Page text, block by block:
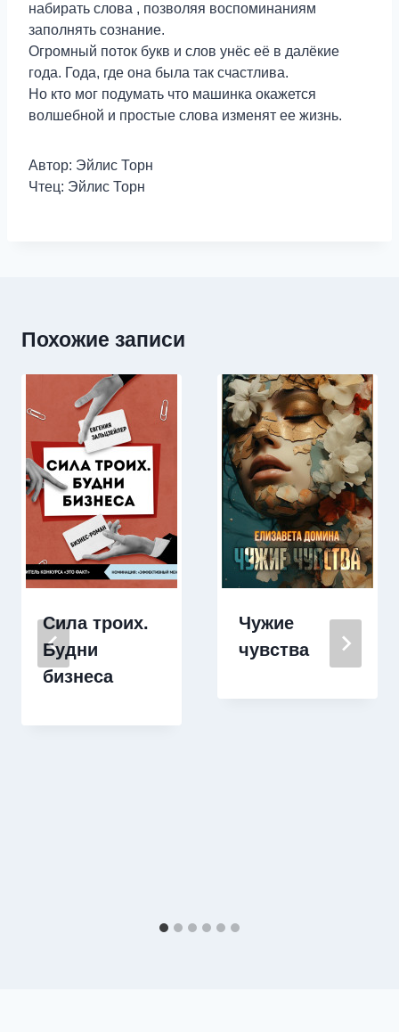
набирать слова , позволяя воспоминаниям
заполнять сознание.
Огромный поток букв и слов унёс её в далёкие
года. Года, где она была так счастлива.
Но кто мог подумать что машинка окажется
волшебной и простые слова изменят ее жизнь.
Автор: Эйлис Торн
Чтец: Эйлис Торн
Похожие записи
Сила троих.
Будни
бизнеса
Чужие
чувства